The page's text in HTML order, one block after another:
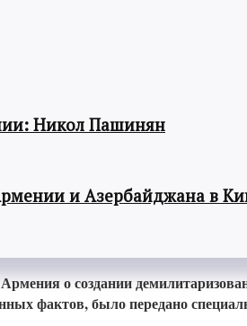
Никол Пашинян
и Азербайджана в
о создании
фактов, было передано